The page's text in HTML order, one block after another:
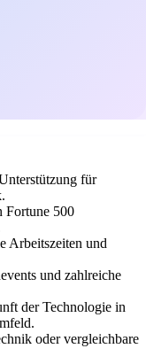
für
Fortune 500
Arbeitszeiten und
und zahlreiche
der Technologie in
oder vergleichbare